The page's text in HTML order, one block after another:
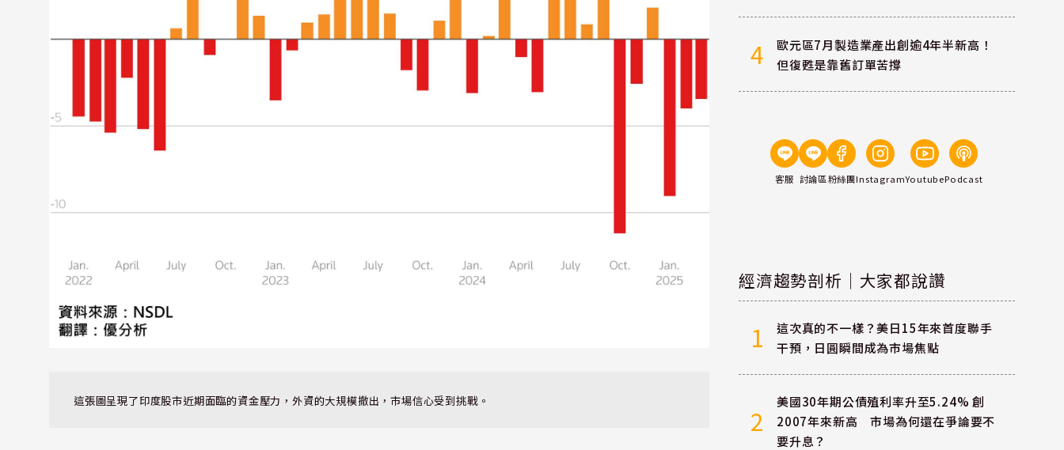
這張圖呈現了印度股市近期面臨的資金壓力，外資的大規模撤出，市場信心受到挑戰。
4
歐元區7月製造業產出創逾4年半新高！
但復甦是靠舊訂單苦撐
客服 討論區粉絲團InstagramYoutubePodcast
經濟趨勢剖析｜大家都說讚
1
這次真的不一樣？美日15年來首度聯手
干預，日圓瞬間成為市場焦點
2
美國30年期公債殖利率升至5.24% 創
2007年來新高 市場為何還在爭論要不
要升息？